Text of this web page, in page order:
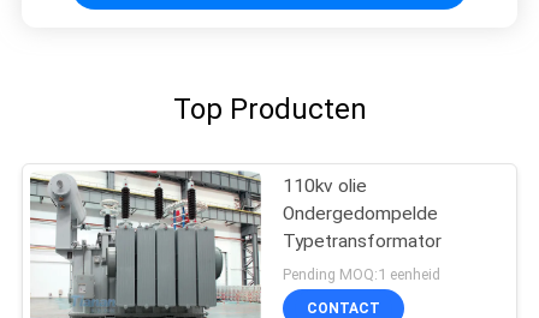
Top Producten
110kv olie
Ondergedompelde
Typetransformator
Pending MOQ:1 eenheid
CONTACT